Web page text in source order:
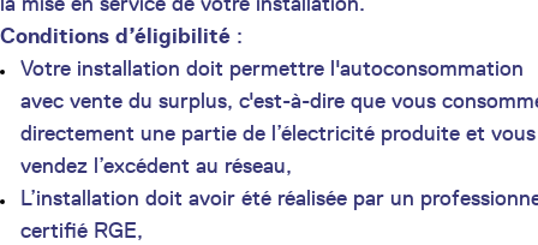
Conditions d’éligibilité :
Votre installation doit permettre l'autoconsommation
avec vente du surplus, c'est-à-dire que vous
directement une partie de l’électricité produite et vous
vendez l’excédent au réseau,
L’installation doit avoir été réalisée par un
certifié RGE,